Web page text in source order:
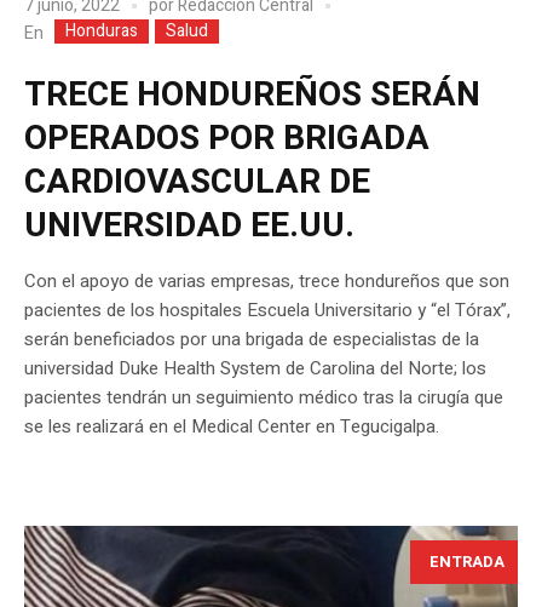
En
Honduras Salud
TRECE HONDUREÑOS SERÁN
OPERADOS POR BRIGADA
CARDIOVASCULAR DE
UNIVERSIDAD EE.UU.
Con el apoyo de varias empresas, trece hondureños que son
pacientes de los hospitales Escuela Universitario y “el Tórax”,
serán beneficiados por una brigada de especialistas de la
universidad Duke Health System de Carolina del Norte; los
pacientes tendrán un seguimiento médico tras la cirugía que
se les realizará en el Medical Center en Tegucigalpa.
ENTRADA